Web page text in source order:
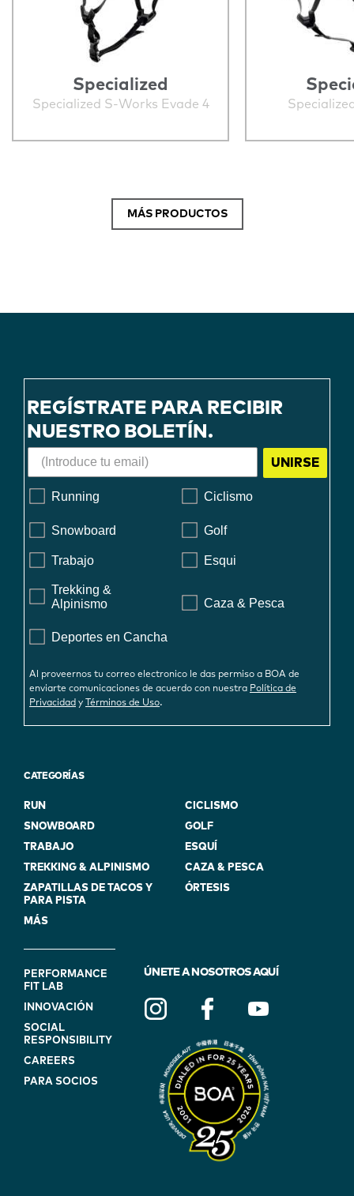
Specialized
Specialized S-Works Evade 4
MÁS PRODUCTOS
REGÍSTRATE PARA RECIBIR
NUESTRO BOLETÍN.
UNIRSE
Running Ciclismo
Snowboard Golf
Trabajo Esqui
Trekking &
Alpinismo
Caza & Pesca
Deportes en Cancha
Al proveernos tu correo electronico le das permiso a BOA de
enviarte comunicaciones de acuerdo con nuestra Política de
Privacidad y Términos de Uso.
CATEGORÍAS
RUN
CICLISMO
SNOWBOARD
GOLF
TRABAJO
ESQUÍ
TREKKING & ALPINISMO
CAZA & PESCA
ZAPATILLAS DE TACOS Y
PARA PISTA
ÓRTESIS
MÁS
FOOTER
NAVIGATION
(ON
BLUE)
PERFORMANCE
FIT LAB
INNOVACIÓN
SOCIAL
RESPONSIBILITY
CAREERS
PARA SOCIOS
ÚNETE A NOSOTROS AQUÍ